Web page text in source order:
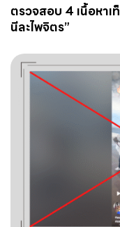
ตรวจสอบ 4 เนื้อหา
นีละไพจิตร”